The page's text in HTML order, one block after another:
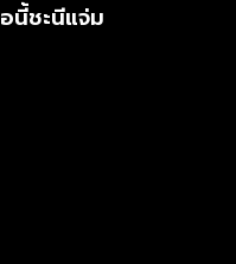
นี้ชะนีแจ่ม